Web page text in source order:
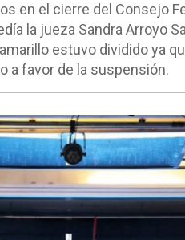
en el cierre del Consejo
la jueza Sandra Arroyo
estuvo dividido ya
a favor de la suspensión.